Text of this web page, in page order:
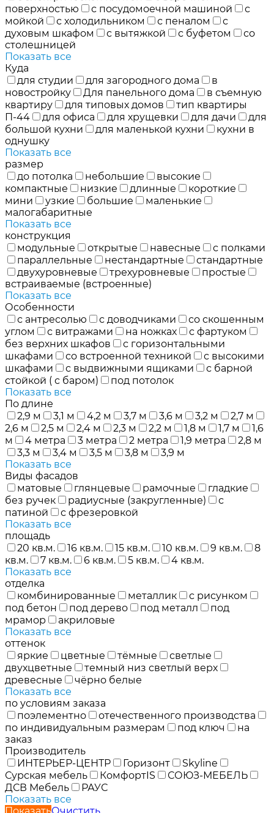
поверхностью
с посудомоечной машиной
с
мойкой
с холодильником с пеналом
с
духовым шкафом
с вытяжкой с буфетом
со
столешницей
Показать все
Куда
для студии
для загородного дома
в
новостройку
Для панельного дома
в съемную
квартиру
для типовых домов
тип квартиры
П-44
для офиса для хрущевки для дачи
для
большой кухни
для маленькой кухни
кухни в
однушку
Показать все
размер
до потолка
небольшие
высокие
компактные
низкие длинные
короткие
мини
узкие большие
маленькие
малогабаритные
Показать все
конструкция
модульные
открытые навесные
с полками
параллельные
нестандартные
стандартные
двухуровневые
трехуровневые
простые
встраиваемые (встроенные)
Показать все
Особенности
с антресолью
с доводчиками
со скошенным
углом
с витражами на ножках
с фартуком
без верхних шкафов
с горизонтальными
шкафами
со встроенной техникой
с высокими
шкафами
с выдвижными ящиками
с барной
стойкой ( с баром)
под потолок
Показать все
По длине
2,9 м
3,1 м 4,2 м 3,7 м 3,6 м 3,2 м
2,7 м
2,6 м
2,5 м 2,4 м 2,3 м 2,2 м 1,8 м 1,7 м
1,6
м
4 метра 3 метра 2 метра 1,9 метра
2,8 м
3,3 м
3,4 м 3,5 м 3,8 м
3,9 м
Показать все
Виды фасадов
матовые
глянцевые рамочные
гладкие
без ручек
радиусные (закругленные)
с
патиной
с фрезеровкой
Показать все
площадь
20 кв.м.
16 кв.м. 15 кв.м. 10 кв.м. 9 кв.м.
8
кв.м.
7 кв.м. 6 кв.м. 5 кв.м.
4 кв.м.
Показать все
отделка
комбинированные
металлик
с рисунком
под бетон
под дерево под металл
под
мрамор
акриловые
Показать все
оттенок
яркие
цветные тёмные
светлые
двухцветные
темный низ светлый верх
древесные
чёрно белые
Показать все
по условиям заказа
поэлементно
отечественного производства
по индивидуальным размерам
под ключ
на
заказ
Производитель
ИНТЕРЬЕР-ЦЕНТР
Горизонт
Skyline
Сурская мебель
КомфортIS
СОЮЗ-МЕБЕЛЬ
ДСВ Мебель
РАУС
Показать все